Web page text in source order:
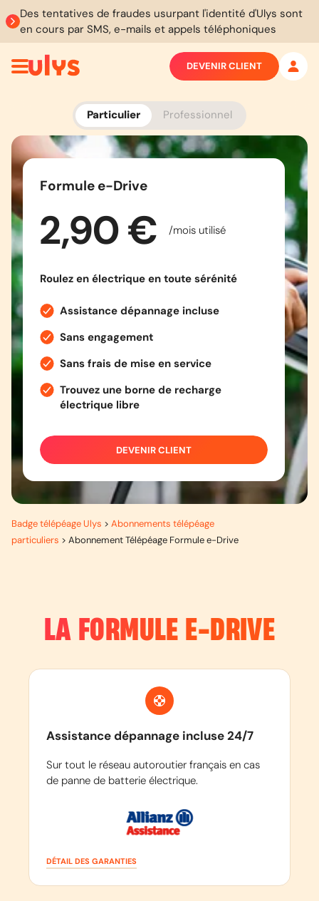
Des tentatives de fraudes usurpant l'identité d'Ulys sont
en cours par SMS, e-mails et appels téléphoniques
Particulier Professionnel
DEVENIR CLIENT
Formule e-Drive
2,90 € /mois utilisé
Roulez en électrique en toute sérénité
Assistance dépannage incluse
Sans engagement
Sans frais de mise en service
Trouvez une borne de recharge
électrique libre
DEVENIR CLIENT
Badge télépéage Ulys > Abonnements télépéage
particuliers > Abonnement Télépéage Formule e-Drive
LA FORMULE E-DRIVE
Assistance dépannage incluse 24/7
Sur tout le réseau autoroutier français en cas
de panne de batterie électrique.
DÉTAIL DES GARANTIES